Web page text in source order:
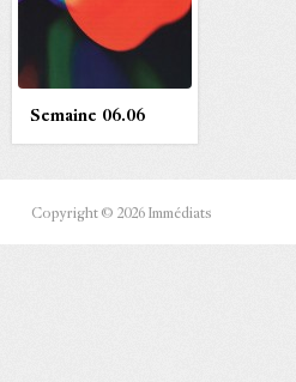
Semaine 06.06
Copyright © 2026 Immédiats